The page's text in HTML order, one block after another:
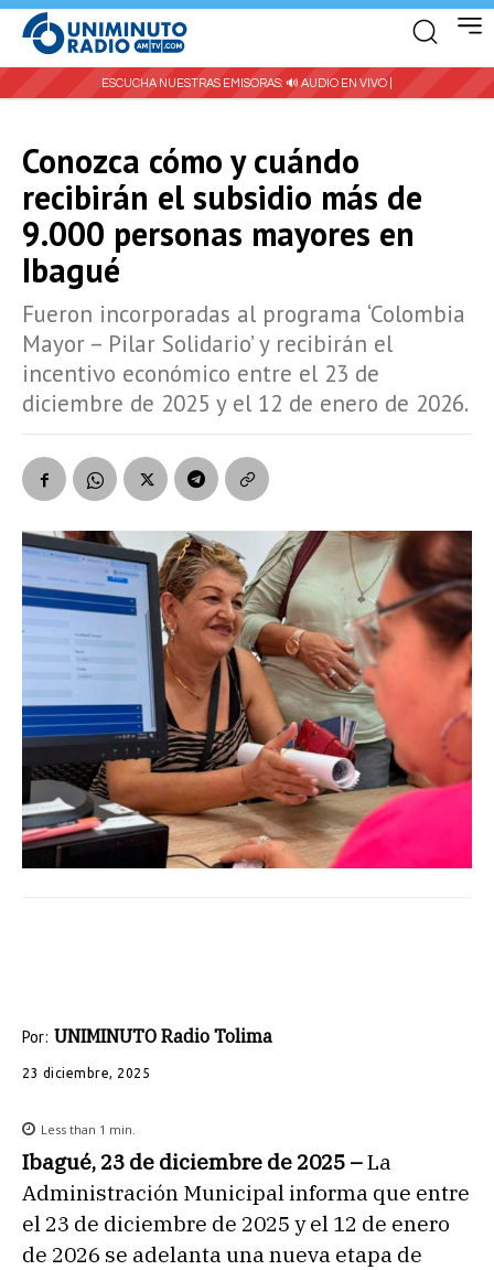
ESCUCHA NUESTRAS EMISORAS: 🔊 AUDIO EN VIVO |
Conozca cómo y cuándo
recibirán el subsidio más de
9.000 personas mayores en
Ibagué
Fueron incorporadas al programa ‘Colombia
Mayor – Pilar Solidario’ y recibirán el
incentivo económico entre el 23 de
diciembre de 2025 y el 12 de enero de 2026.
Por: UNIMINUTO Radio Tolima
23 diciembre, 2025
Less than 1 min.
Ibagué, 23 de diciembre de 2025 –La
Administración Municipal informa que entre
el 23 de diciembre de 2025 y el 12 de enero
de 2026 se adelanta una nueva etapa de